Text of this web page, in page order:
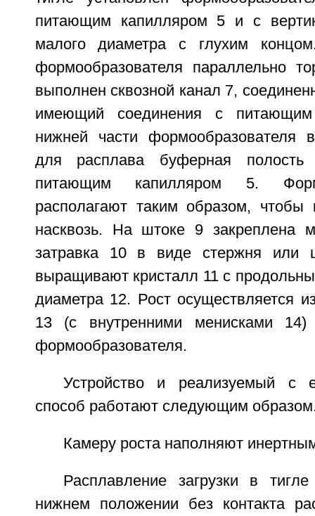
питающим капилляром 5 и с
малого диаметра с глухим
формообразователя параллельно
выполнен сквозной канал 7,
имеющий соединения с
нижней части формообразователя
для расплава буферная
питающим капилляром 5.
располагают таким образом,
насквозь. На штоке 9 закреплена
затравка 10 в виде стержня или
выращивают кристалл 11 с
диаметра 12. Рост осуществляется
13 (с внутренними менисками
формообразователя.
Устройство и реализуемый с
способ работают следующим
Камеру роста наполняют
Расплавление загрузки в
нижнем положении без контакта